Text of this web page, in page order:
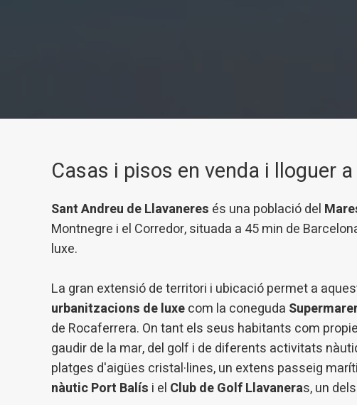
Casas i pisos en venda i lloguer
Sant Andreu de Llavaneres és una població del
Montnegre i el Corredor, situada a 45 min de
luxe.
La gran extensió de territori i ubicació permet a
urbanitzacions de luxecom la coneguda
de Rocaferrera. On tant els seus habitants com
gaudir de la mar, del golf i de diferents activitats
platges d'aigües cristal·lines, un extens passeig
nàutic Port Balís i el Club de Golf Llavaneras, un
Modificar
Tècniques i
millorar els
de les
desitja,
compte que
Analítiques i
Permeten fer
La informació
de l'activitat del
introduir
Permeten